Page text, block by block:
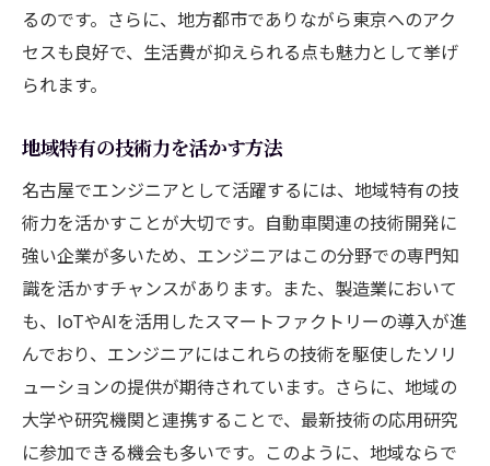
名古屋の教育機関が提供するエンジニア育
成支援
の役割とは
新技術開発におけるエンジニアの貢献
名古屋の産業界が求める技術スキル
持続可能な社会を支える技術革新
エンジニアとしての社会的責任と名古屋の
技術的課題に対する名古屋エンジニアのア
プローチ
革新的プロジェクトで培う実践力
るのです。さらに、地方都市でありながら東京へのアク
セスも良好で、生活費が抑えられる点も魅力として挙げ
られます。
地域特有の技術力を活かす方法
名古屋でエンジニアとして活躍するには、地域特有の技
術力を活かすことが大切です。自動車関連の技術開発に
強い企業が多いため、エンジニアはこの分野での専門知
識を活かすチャンスがあります。また、製造業において
も、IoTやAIを活用したスマートファクトリーの導入が進
んでおり、エンジニアにはこれらの技術を駆使したソリ
ューションの提供が期待されています。さらに、地域の
大学や研究機関と連携することで、最新技術の応用研究
に参加できる機会も多いです。このように、地域ならで